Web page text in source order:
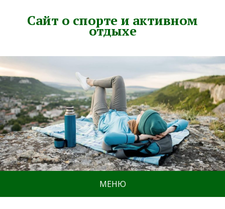
Сайт о спорте и активном
отдыхе
МЕНЮ